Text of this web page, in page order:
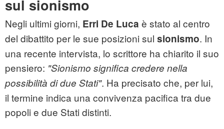
sul sionismo
Negli ultimi giorni, Erri De Luca è stato al centro
del dibattito per le sue posizioni sul sionismo. In
una recente intervista, lo scrittore ha chiarito il suo
pensiero: "Sionismo significa credere nella
possibilità di due Stati". Ha precisato che, per lui,
il termine indica una convivenza pacifica tra due
popoli e due Stati distinti.